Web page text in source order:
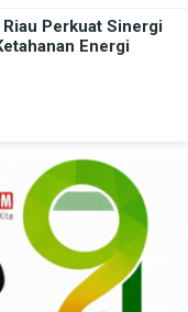
Riau Perkuat Sinergi
Energi